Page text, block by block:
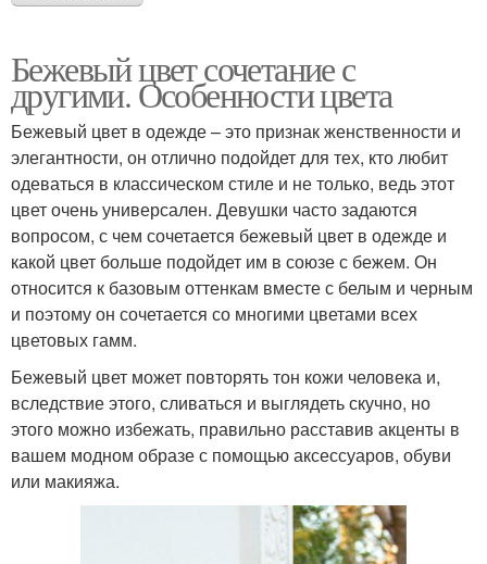
Бежевый цвет сочетание с
другими. Особенности цвета
Бежевый цвет в одежде – это признак женственности и
элегантности, он отлично подойдет для тех, кто любит
одеваться в классическом стиле и не только, ведь этот
цвет очень универсален. Девушки часто задаются
вопросом, с чем сочетается бежевый цвет в одежде и
какой цвет больше подойдет им в союзе с бежем. Он
относится к базовым оттенкам вместе с белым и черным
и поэтому он сочетается со многими цветами всех
цветовых гамм.
Бежевый цвет может повторять тон кожи человека и,
вследствие этого, сливаться и выглядеть скучно, но
этого можно избежать, правильно расставив акценты в
вашем модном образе с помощью аксессуаров, обуви
или макияжа.